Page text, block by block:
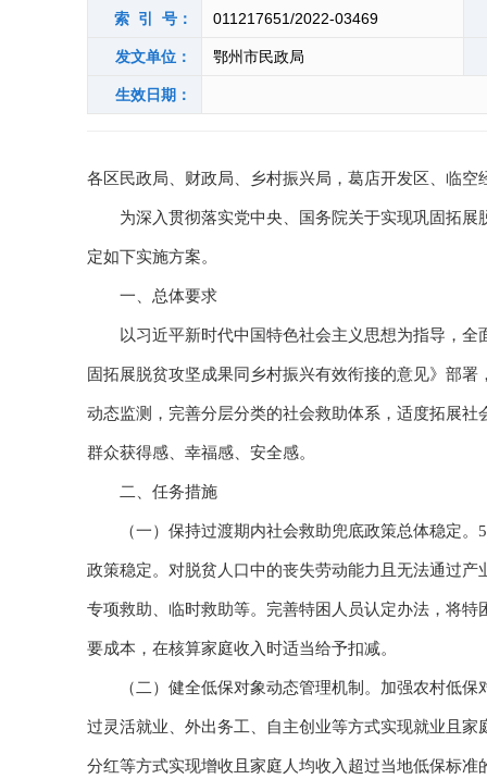
索 引 号： 011217651/2022-03469
发文单位： 鄂州市民政局
生效日期：
各区民政局、财政局、乡村振兴局，葛店开发区、临
为深入贯彻落实党中央、国务院关于实现巩固拓展
定如下实施方案。
一、总体要求
以习近平新时代中国特色社会主义思想为指导，全
固拓展脱贫攻坚成果同乡村振兴有效衔接的意见》部
动态监测，完善分层分类的社会救助体系，适度拓展
群众获得感、幸福感、安全感。
二、任务措施
（一）保持过渡期内社会救助兜底政策总体稳定。5
政策稳定。对脱贫人口中的丧失劳动能力且无法通过
专项救助、临时救助等。完善特困人员认定办法，将
要成本，在核算家庭收入时适当给予扣减。
（二）健全低保对象动态管理机制。加强农村低保
过灵活就业、外出务工、自主创业等方式实现就业且
分红等方式实现增收且家庭人均收入超过当地低保标